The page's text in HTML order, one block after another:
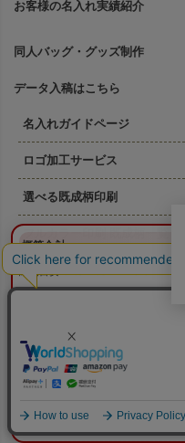
概算合計
—
—
オプション：特殊インクを使用しない
本体代： ¥0
オプション代：¥0
お客様の名入れ実績紹介
同人バッグ・グッズ制作
データ入稿はこちら
名入れガイドページ
ロゴ加工サービス
選べる既成柄印刷
そもそも「版代」ってなに？
印刷方法ごとの必要な版数
版は使いまわせます